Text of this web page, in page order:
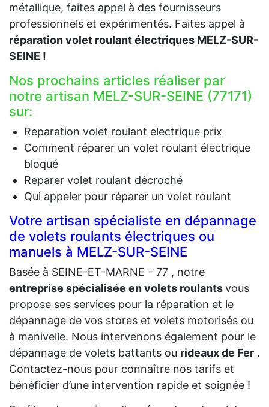
métallique, faites appel à des fournisseurs
professionnels et expérimentés. Faites appel à
réparation volet roulant électriques MELZ-SUR-
SEINE !
Nos prochains articles réaliser par
notre artisan MELZ-SUR-SEINE (77171)
sur:
Reparation volet roulant electrique prix
Comment réparer un volet roulant électrique
bloqué
Reparer volet roulant décroché
Qui appeler pour réparer un volet roulant
Votre artisan spécialiste en dépannage
de volets roulants électriques ou
manuels à MELZ-SUR-SEINE
Basée à SEINE-ET-MARNE – 77 , notre
entreprise spécialisée en volets roulantsvous
propose ses services pour la réparation et le
dépannage de vos stores et volets motorisés ou
à manivelle. Nous intervenons également pour le
dépannage de volets battants ou rideaux de Fer .
Contactez-nous pour connaître nos tarifs et
bénéficier d’une intervention rapide et soignée !